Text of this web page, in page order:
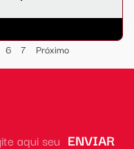
6 7 Próximo
ENVIAR